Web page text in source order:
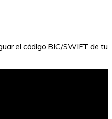
el código BIC/SWIFT de tu